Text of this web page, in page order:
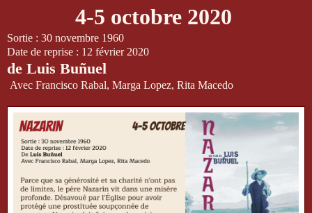
4-5 octobre 2020
Sortie : 30 novembre 1960
Date de reprise : 12 février 2020
de Luis Buñuel
Avec Francisco Rabal, Marga Lopez, Rita Macedo